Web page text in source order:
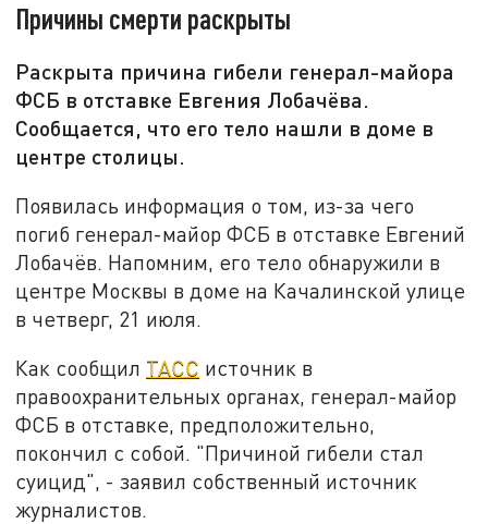
Причины смерти раскрыты
Раскрыта причина гибели генерал-майора
ФСБ в отставке Евгения Лобачёва.
Сообщается, что его тело нашли в доме в
центре столицы.
Появилась информация о том, из-за чего
погиб генерал-майор ФСБ в отставке Евгений
Лобачёв. Напомним, его тело обнаружили в
центре Москвы в доме на Качалинской улице
в четверг, 21 июля.
Как сообщил ТАСС источник в
правоохранительных органах, генерал-майор
ФСБ в отставке, предположительно,
покончил с собой. "Причиной гибели стал
суицид", - заявил собственный источник
журналистов.